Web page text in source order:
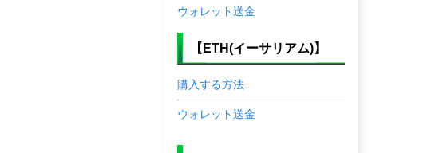
ウォレット送金
【ETH(イーサリアム)】
購入する方法
ウォレット送金